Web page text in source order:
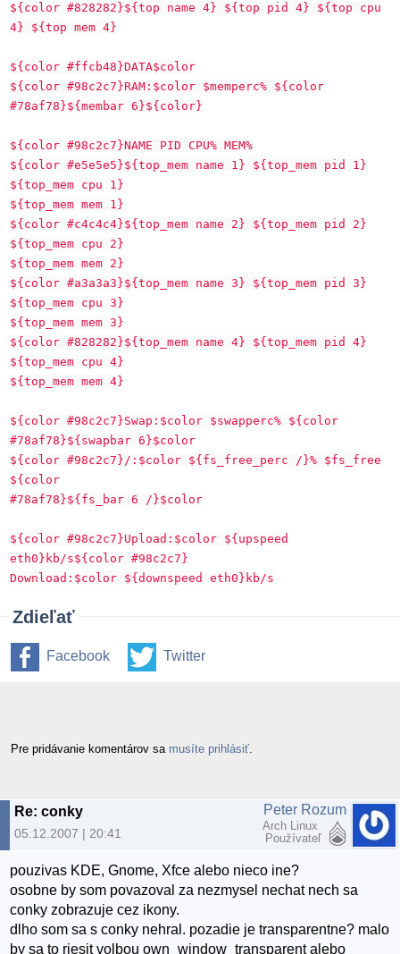
${color #828282}${top name 4} ${top pid 4} ${top cpu
4} ${top mem 4}
${color #ffcb48}DATA$color
${color #98c2c7}RAM:$color $memperc% ${color
#78af78}${membar 6}${color}
${color #98c2c7}NAME PID CPU% MEM%
${color #e5e5e5}${top_mem name 1} ${top_mem pid 1}
${top_mem cpu 1}
${top_mem mem 1}
${color #c4c4c4}${top_mem name 2} ${top_mem pid 2}
${top_mem cpu 2}
${top_mem mem 2}
${color #a3a3a3}${top_mem name 3} ${top_mem pid 3}
${top_mem cpu 3}
${top_mem mem 3}
${color #828282}${top_mem name 4} ${top_mem pid 4}
${top_mem cpu 4}
${top_mem mem 4}
${color #98c2c7}Swap:$color $swapperc% ${color
#78af78}${swapbar 6}$color
${color #98c2c7}/:$color ${fs_free_perc /}% $fs_free
${color
#78af78}${fs_bar 6 /}$color
${color #98c2c7}Upload:$color ${upspeed
eth0}kb/s${color #98c2c7}
Download:$color ${downspeed eth0}kb/s
Zdieľať
Facebook Twitter
Pre pridávanie komentárov sa musíte prihlásiť
Re: conky
05.12.2007 | 20:41
Peter Rozum
Arch Linux
Používateľ
pouzivas KDE, Gnome, Xfce alebo nieco ine?
osobne by som povazoval za nezmysel nechat nech sa
conky zobrazuje cez ikony.
dlho som sa s conky nehral. pozadie je transparentne? malo
by sa to riesit volbou own_window_transparent alebo